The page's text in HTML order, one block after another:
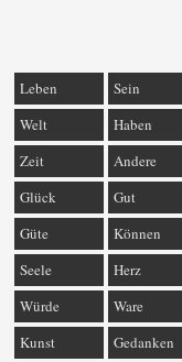
Leben Sein
Welt
Haben
Zeit
Andere
Glück
Gut
Güte
Können
Seele
Herz
Würde
Ware
Kunst
Gedanken